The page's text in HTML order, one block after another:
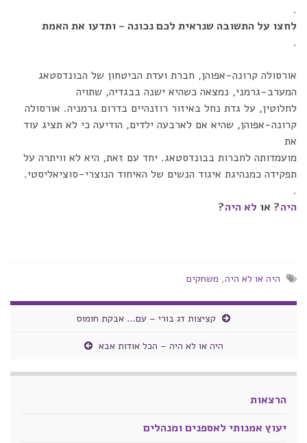
.
לחצו על התשובה שנראית לכם נכונה – ותדעו את האמת
.
אורסולה קרונה-אפוהן, חברת ועדת הביטחון של הבונדסטאג
המערב-גרמני, נמצאה כשהיא ישנה בבגדיה, שתויה
לחלוטין, על גדת נחל באיזור רוזנהיים בדרום גרמניה. אורסולה
קרונה-אפוהן, שהיא אם לארבעה ילדים, הודיעה כי לא תציג עוד
את
מועמדותה לחברות בבונדסטאג. יחד עם זאת, היא לא וויתרה על
תפקידה כמנהיגת איגוד הנשים של האיחוד הנוצרי-סוציאליסטי.
.
היה? או לא היה?
היה או לא היה, משחקים
קציצות דג בורי – עם… אבקת חומוס
היה או לא היה – הכל אודות אבא
הרצאות
יעוץ אמנותי לאספנים ומנהלים